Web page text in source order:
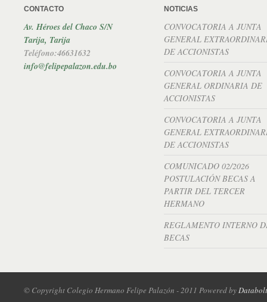
CONTACTO
Av. Héroes del Chaco S/N
Tarija, Tarija
Teléfono:46631632
info@felipepalazon.edu.bo
NOTICIAS
CONVOCATORIA A JUNTA
GENERAL
DE ACCIONISTAS
CONVOCATORIA A JUNTA
GENERAL ORDINARIA DE
ACCIONISTAS
CONVOCATORIA A JUNTA
GENERAL
DE ACCIONISTAS
COMUNICADO 02/2026
POSTULACIÓN BECAS A
PARTIR DEL TERCER
HERMANO
REGLAMENTO INTERNO
BECAS
© Copyright Colegio Hermano Felipe Palazón - 2011 Powered byDatabolt